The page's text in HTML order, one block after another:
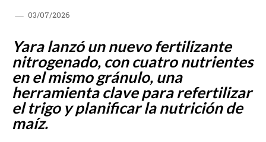
03/07/2026
Yara lanzó un nuevo fertilizante
nitrogenado, con cuatro nutrientes
en el mismo gránulo, una
herramienta clave para refertilizar
el trigo y planificar la nutrición de
maíz.